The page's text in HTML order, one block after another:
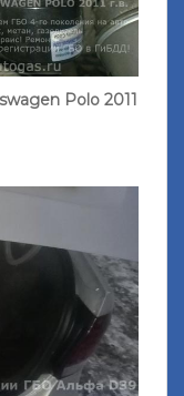
Polo 2011